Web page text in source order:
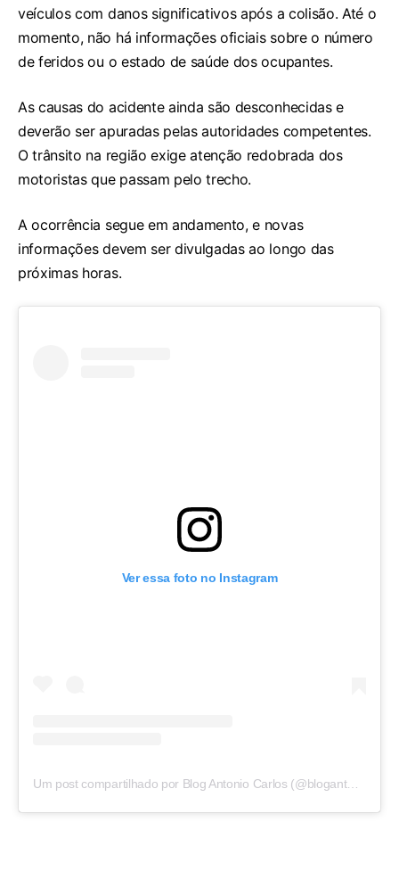
veículos com danos significativos após a colisão. Até o
momento, não há informações oficiais sobre o número
de feridos ou o estado de saúde dos ocupantes.
As causas do acidente ainda são desconhecidas e
deverão ser apuradas pelas autoridades competentes.
O trânsito na região exige atenção redobrada dos
motoristas que passam pelo trecho.
A ocorrência segue em andamento, e novas
informações devem ser divulgadas ao longo das
próximas horas.
Ver essa foto no Instagram
Um post compartilhado por Blog Antonio Carlos (@blogantoniocarlos)